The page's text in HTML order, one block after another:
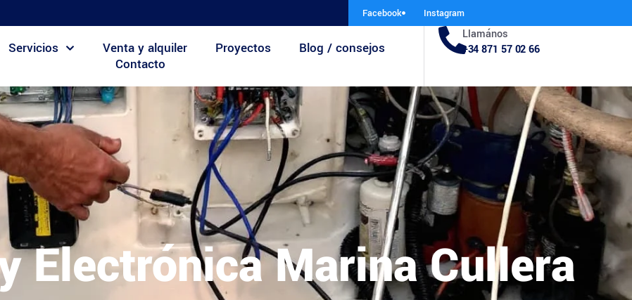
Facebook Instagram
Servicios Venta y alquiler Proyectos
Blog / consejos
Contacto
Llamános
+34 871 57 02 66
Electrónica Marina Cullera